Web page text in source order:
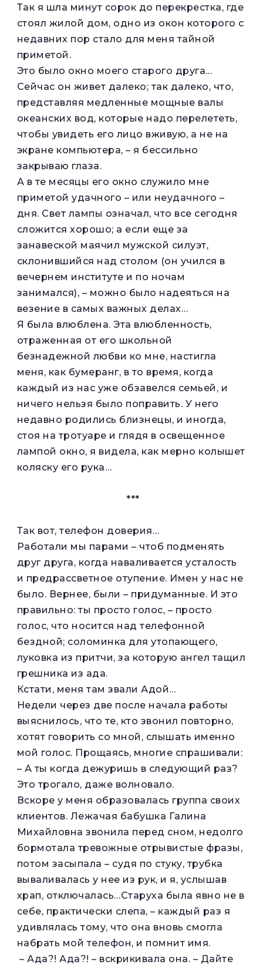
Так я шла минут сорок до перекрестка, где
стоял жилой дом, одно из окон которого с
недавних пор стало для меня тайной
приметой.
Это было окно моего старого друга…
Сейчас он живет далеко; так далеко, что,
представляя медленные мощные валы
океанских вод, которые надо перелететь,
чтобы увидеть его лицо вживую, а не на
экране компьютера, – я бессильно
закрываю глаза.
А в те месяцы его окно служило мне
приметой удачного – или неудачного –
дня. Свет лампы означал, что все сегодня
сложится хорошо; а если еще за
занавеской маячил мужской силуэт,
склонившийся над столом (он учился в
вечернем институте и по ночам
занимался), – можно было надеяться на
везение в самых важных делах…
Я была влюблена. Эта влюбленность,
отраженная от его школьной
безнадежной любви ко мне, настигла
меня, как бумеранг, в то время, когда
каждый из нас уже обзавелся семьей, и
ничего нельзя было поправить. У него
недавно родились близнецы, и иногда,
стоя на тротуаре и глядя в освещенное
лампой окно, я видела, как мерно колышет
коляску его рука…
***
Так вот, телефон доверия…
Работали мы парами – чтоб подменять
друг друга, когда наваливается усталость
и предрассветное отупение. Имен у нас не
было. Вернее, были – придуманные. И это
правильно: ты просто голос, – просто
голос, что носится над телефонной
бездной; соломинка для утопающего,
луковка из притчи, за которую ангел тащил
грешника из ада.
Кстати, меня там звали Адой…
Недели через две после начала работы
выяснилось, что те, кто звонил повторно,
хотят говорить со мной, слышать именно
мой голос. Прощаясь, многие спрашивали:
– А ты когда дежуришь в следующий раз?
Это трогало, даже волновало.
Вскоре у меня образовалась группа своих
клиентов. Лежачая бабушка Галина
Михайловна звонила перед сном, недолго
бормотала тревожные отрывистые фразы,
потом засыпала – судя по стуку, трубка
вываливалась у нее из рук, и я, услышав
храп, отключалась…Старуха была явно не в
себе, практически слепа, – каждый раз я
удивлялась тому, что она вновь смогла
набрать мой телефон, и помнит имя.
– Ада?! Ада?! – вскрикивала она. – Дайте